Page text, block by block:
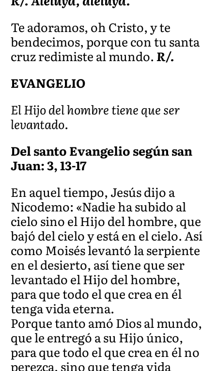
Te adoramos, oh Cristo, y te
bendecimos, porque con tu santa
cruz redimiste al mundo.R/.
EVANGELIO
El Hijo del hombre tiene que ser
levantado.
Del santo Evangelio según san
Juan: 3, 13-17
En aquel tiempo, Jesús dijo a
Nicodemo: «Nadie ha subido al
cielo sino el Hijo del hombre, que
bajó del cielo y está en el cielo. Así
como Moisés levantó la serpiente
en el desierto, así tiene que ser
levantado el Hijo del hombre,
para que todo el que crea en él
tenga vida eterna.
Porque tanto amó Dios al mundo,
que le entregó a su Hijo único,
para que todo el que crea en él no
perezca, sino que tenga vida